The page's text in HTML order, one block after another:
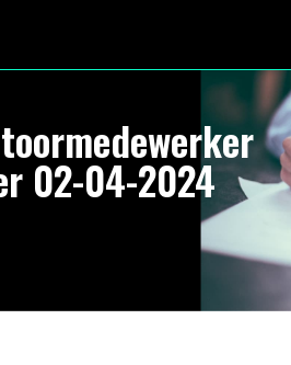
02-04-2024